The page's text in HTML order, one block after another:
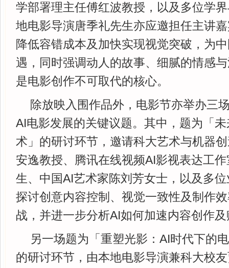
学部署理主任傅红波教授，以及多位学
地电影导演唐季礼先生亦应邀担任主讲
降低容错成本及加快实现视觉突破，为
遇，同时强调动人的故事、细腻的情感
是电影创作不可取代的核心。
除放映入围作品外，电影节亦举办三
AI电影发展的关键议题。其中，题为「
术」的研讨环节，邀请科大艺术与机器
安逸教授、腾讯在线视频AI影视表达工
生、中国AI艺术家陈刘芳女士，以及多
探讨创意内容控制、视觉一致性及制作
战，并进一步分析AI如何加速内容创作
另一场题为「重塑光影：AI时代下的
的研讨环节，由本地电影导演兼科大校